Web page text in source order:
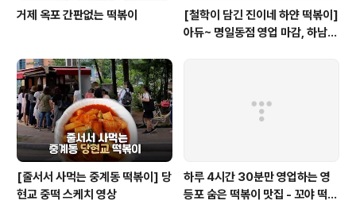
거제 옥포 간판없는 떡볶이
[철학이 담긴 진이네 하얀 떡볶이]
아듀~ 명일동점 영업 마감, 하남
[줄서서 사먹는 중계동 떡볶이] 당
현교 중떡 스케치 영상
하루 4시간 30분만 영업하는 영
등포 숨은 떡볶이 맛집 - 꼬야 떡볶